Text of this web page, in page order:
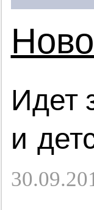
Идет
и